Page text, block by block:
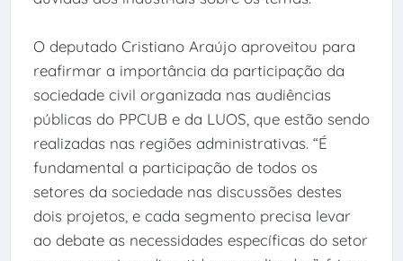
O deputado Cristiano Araújo aproveitou para
reafirmar a importância da participação da
sociedade civil organizada nas audiências
públicas do PPCUB e da LUOS, que estão sendo
realizadas nas regiões administrativas. “É
fundamental a participação de todos os
setores da sociedade nas discussões destes
dois projetos, e cada segmento precisa levar
ao debate as necessidades específicas do setor